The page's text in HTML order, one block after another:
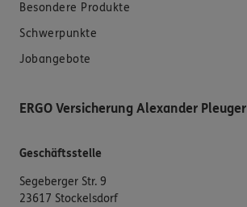
Besondere Produkte
Schwerpunkte
Jobangebote
ERGO Versicherung Alexander Pleuger
Geschäftsstelle
Segeberger Str. 9
23617 Stockelsdorf